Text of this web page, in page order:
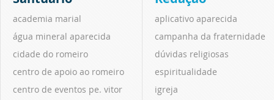
academia marial
água mineral aparecida
cidade do romeiro
centro de apoio ao romeiro
centro de eventos pe. vitor
aplicativo aparecida
campanha da fraternidade
dúvidas religiosas
espiritualidade
igreja